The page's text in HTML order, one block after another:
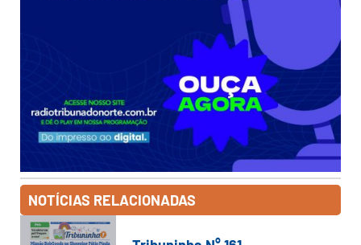
NOTÍCIAS RELACIONADAS